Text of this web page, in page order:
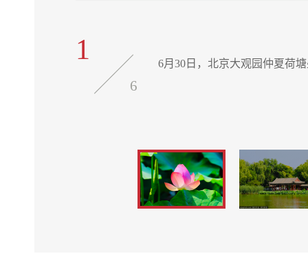
1
6
6月30日，北京大观园仲夏荷